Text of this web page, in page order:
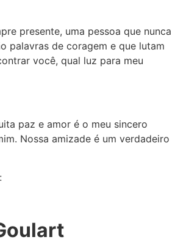
presente, uma pessoa que nunca
palavras de coragem e que lutam
você, qual luz para meu
paz e amor é o meu sincero
Nossa amizade é um verdadeiro